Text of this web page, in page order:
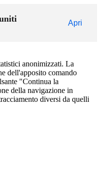
Apri
anonimizzati. La
dell'apposito comando
"Continua la
della navigazione in
diversi da quelli